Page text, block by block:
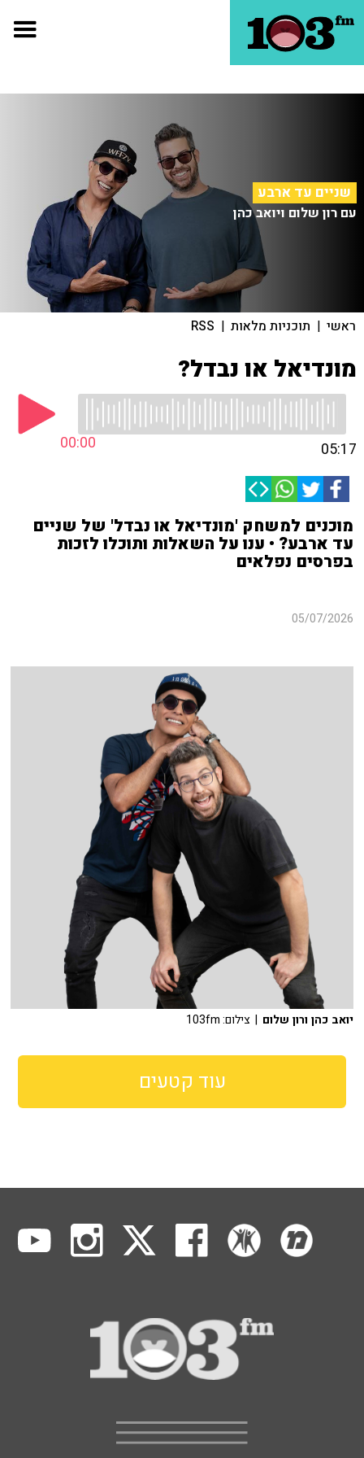
שניים עד ארבע
עם רון שלום ויואב כהן
ראשי | תוכניות מלאות |
RSS
מונדיאל או נבדל?
00:00 05:17
מוכנים למשחק 'מונדיאל או נבדל' של שניים
עד ארבע? • ענו על השאלות ותוכלו לזכות
בפרסים נפלאים
05/07/2026
יואב כהן ורון שלום | צילום: 103fm
עוד קטעים